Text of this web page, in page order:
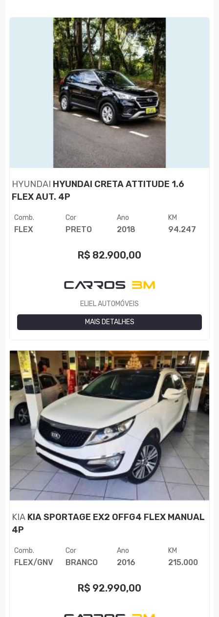
HYUNDAI HYUNDAI CRETA ATTITUDE 1.6
FLEX AUT. 4P
Comb.
FLEX
Cor
PRETO
Ano
2018
KM
94.247
R$ 82.900,00
ELIEL AUTOMÓVEIS
MAIS DETALHES
KIA KIA SPORTAGE EX2 OFFG4 FLEX MANUAL
4P
Comb.
FLEX/GNV
Cor
BRANCO
Ano
2016
KM
215.000
R$ 92.990,00